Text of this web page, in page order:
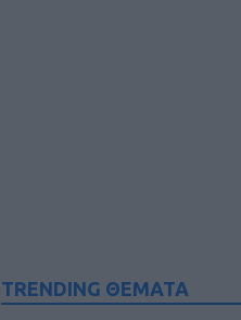
TRENDING ΘΕΜΑΤΑ